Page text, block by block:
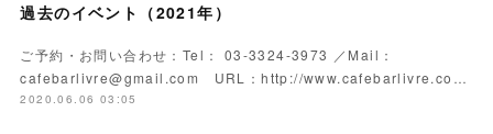
過去のイベント（2021年）
ご予約・お問い合わせ：Tel： 03-3324-3973 ／Mail：
cafebarlivre@gmail.com URL：http://www.cafebarlivre.co…
2020.06.06 03:05